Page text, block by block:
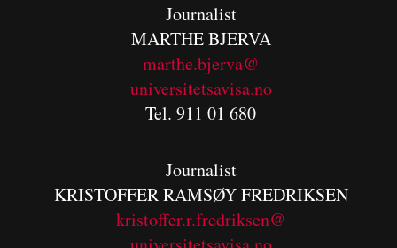
Journalist
MARTHE BJERVA
marthe.bjerva@
universitetsavisa.no
Tel. 911 01 680
Journalist
KRISTOFFER RAMSØY FREDRIKSEN
kristoffer.r.fredriksen@